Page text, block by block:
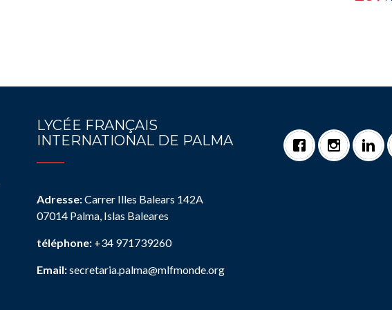
LYCÉE FRANÇAIS
INTERNATIONAL DE PALMA
Adresse:Carrer Illes Balears 142A
07014 Palma, Islas Baleares
téléphone: +34 971739260
Email:secretaria.palma@mlfmonde.org